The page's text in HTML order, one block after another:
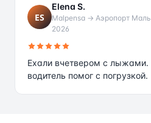
ES
Elena S.
Malpensa → Аэропорт
2026
Ехали вчетвером с лыжами.
водитель помог с погрузкой.